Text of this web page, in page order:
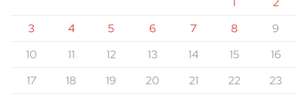
3
4 5 6 7 8
9
10
11 12 13 14 15
16
17
18 19 20 21 22
23